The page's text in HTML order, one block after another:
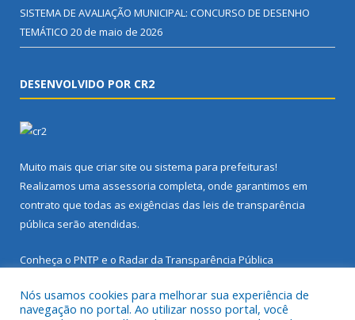
SISTEMA DE AVALIAÇÃO MUNICIPAL: CONCURSO DE DESENHO
TEMÁTICO 20 de maio de 2026
DESENVOLVIDO POR CR2
Muito mais que criar site ou sistema para prefeituras!
Realizamos uma assessoria completa, onde garantimos em
contrato que todas as exigências das leis de transparência
pública serão atendidas.
Conheça o PNTP e o Radar da Transparência Pública
Nós usamos cookies para melhorar sua experiência de
navegação no portal. Ao utilizar nosso portal, você